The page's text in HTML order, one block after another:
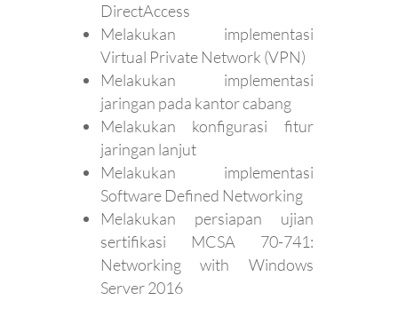
DirectAccess
Melakukan implementasi
Virtual Private Network (VPN)
Melakukan implementasi
jaringan pada kantor cabang
Melakukan konfigurasi fitur
jaringan lanjut
Melakukan implementasi
Software Defined Networking
Melakukan persiapan ujian
sertifikasi MCSA 70-741:
Networking with Windows
Server 2016